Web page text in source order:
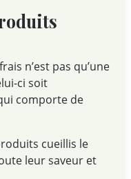
n’est pas qu’une
ci soit
comporte de
cueillis le
leur saveur et